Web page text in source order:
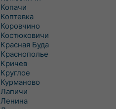
Копачи
Коптевка
Коровчино
Костюковичи
Красная Буда
Краснополье
Кричев
Круглое
Курманово
Лапичи
Ленина